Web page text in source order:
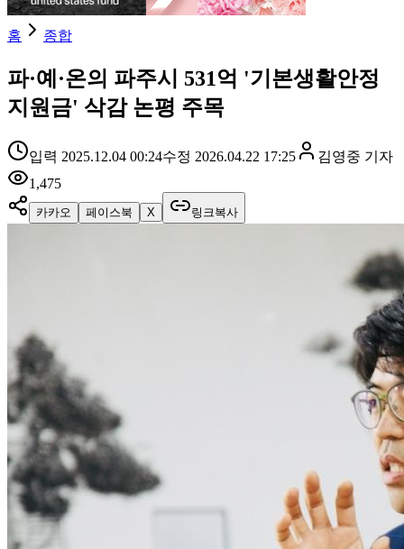
홈 종합
파·예·온의 파주시 531억 '기본생활안정
지원금' 삭감 논평 주목
입력 2025.12.04 00:24수정 2026.04.22 17:25 김영중 기자
1,475
카카오 페이스북 X 링크복사